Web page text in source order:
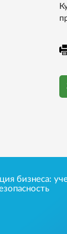
бизнеса: